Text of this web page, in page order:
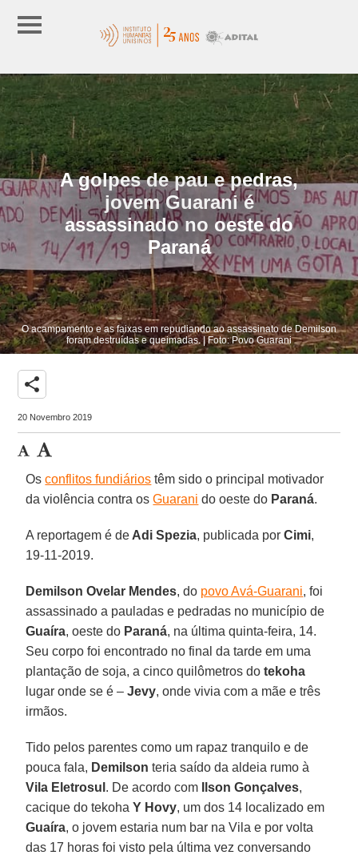
A golpes de pau e pedras,
jovem Guarani é
assassinado no oeste do
Paraná
O acampamento e as faixas em repudiando ao assassinato de Demilson
foram destruídas e queimadas. | Foto: Povo Guarani
share
20 Novembro 2019
Osconflitos fundiários têm sido o principal motivador
da violência contra osGuarani do oeste do Paraná.
A reportagem é de Adi Spezia, publicada porCimi,
19-11-2019.
Demilson Ovelar Mendes, do povo Avá-Guarani, foi
assassinado a pauladas e pedradas no município de
Guaíra, oeste do Paraná, na última quinta-feira, 14.
Seu corpo foi encontrado no final da tarde em uma
plantação de soja, a cinco quilômetros dotekoha
lugar onde se é –Jevy, onde vivia com a mãe e três
irmãos.
Tido pelos parentes como um rapaz tranquilo e de
pouca fala, Demilson teria saído da aldeia rumo à
Vila Eletrosul . De acordo com Ilson Gonçalves,
cacique do tekohaY Hovy, um dos 14 localizado em
Guaíra, o jovem estaria num bar na Vila e por volta
das 17 horas foi visto pela última vez conversando